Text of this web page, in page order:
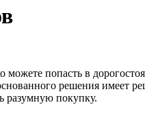
попасть в
решения имеет
разумную покупку.